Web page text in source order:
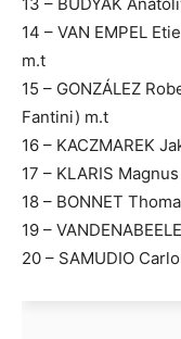
14 – VAN EMPEL
m.t
15 – GONZÁLEZ
Fantini) m.t
16 – KACZMAREK
17 – KLARIS
18 – BONNET
19 –
20 – SAMUDIO